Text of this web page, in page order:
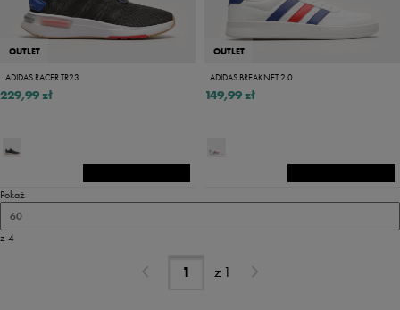
OUTLET
ADIDAS RACER TR23
229,99 zł
OUTLET
ADIDAS BREAKNET 2.0
149,99 zł
Pokaż
60
z 4
z 1